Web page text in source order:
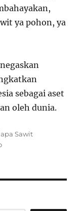
ya pohon, ya
sebagai aset
oleh dunia.
Sawit